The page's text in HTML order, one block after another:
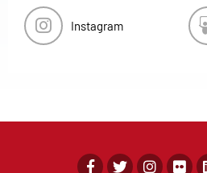
Instagram